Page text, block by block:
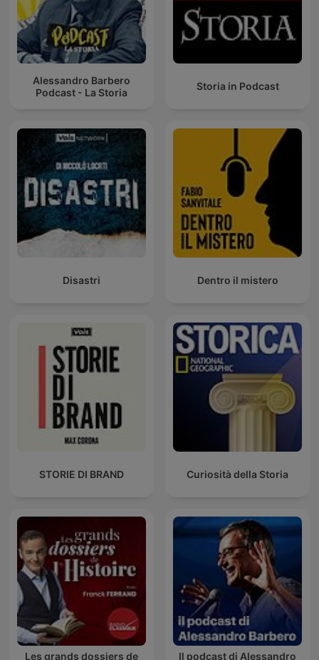
Alessandro Barbero
Podcast - La Storia
Storia in Podcast
Disastri Dentro il mistero
STORIE DI BRAND Curiosità della Storia
Les grands dossiers de Il podcast di Alessandro